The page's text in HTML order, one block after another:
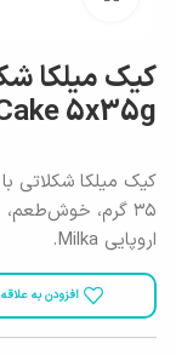
5x35g
۳۵ گرم،
اروپایی Milka.
افزودن به